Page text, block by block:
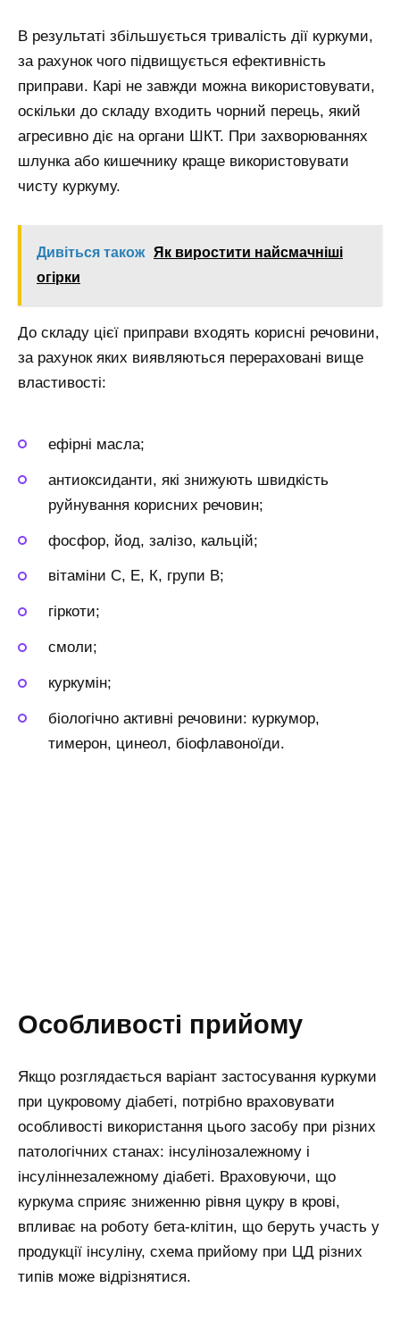
В результаті збільшується тривалість дії куркуми,
за рахунок чого підвищується ефективність
приправи. Карі не завжди можна використовувати,
оскільки до складу входить чорний перець, який
агресивно діє на органи ШКТ. При захворюваннях
шлунка або кишечнику краще використовувати
чисту куркуму.
Дивіться також Як виростити найсмачніші
огірки
До складу цієї приправи входять корисні речовини,
за рахунок яких виявляються перераховані вище
властивості:
ефірні масла;
антиоксиданти, які знижують швидкість
руйнування корисних речовин;
фосфор, йод, залізо, кальцій;
вітаміни С, Е, К, групи В;
гіркоти;
смоли;
куркумін;
біологічно активні речовини: куркумор,
тимерон, цинеол, біофлавоноїди.
Особливості прийому
Якщо розглядається варіант застосування куркуми
при цукровому діабеті, потрібно враховувати
особливості використання цього засобу при різних
патологічних станах: інсулінозалежному і
інсуліннезалежному діабеті. Враховуючи, що
куркума сприяє зниженню рівня цукру в крові,
впливає на роботу бета-клітин, що беруть участь у
продукції інсуліну, схема прийому при ЦД різних
типів може відрізнятися.